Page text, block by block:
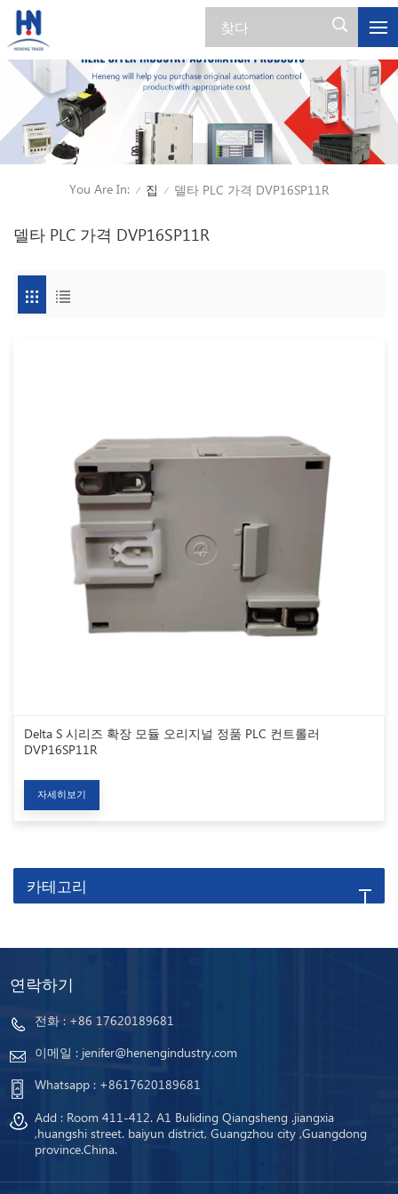
You Are In: / 집 / 델타 PLC 가격 DVP16SP11R
델타 PLC 가격 DVP16SP11R
Delta S 시리즈 확장 모듈 오리지널 정품 PLC 컨트롤러
DVP16SP11R
자세히보기
카테고리
연락하기
전화 : +86 17620189681
이메일 : jenifer@henengindustry.com
Whatsapp : +8617620189681
Add : Room 411-412. A1 Buliding Qiangsheng .jiangxia
,huangshi street. baiyun district, Guangzhou city ,Guangdong
province.China.